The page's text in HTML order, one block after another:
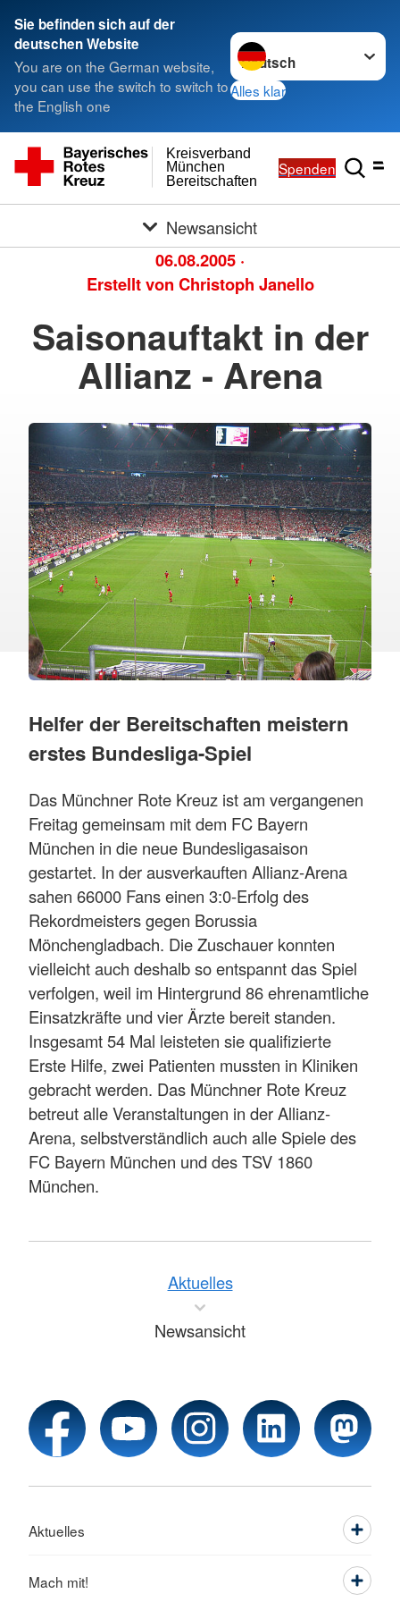
Sie befinden sich auf der
deutschen Website
You are on the German website,
you can use the switch to switch to
the English one
Sprache wechseln zu
Alles klar
Bereitschaften
München
Kreisverband
Spenden
Newsansicht
06.08.2005 ·
Erstellt von Christoph Janello
Saisonauftakt in der
Allianz - Arena
Helfer der Bereitschaften meistern
erstes Bundesliga-Spiel
Das Münchner Rote Kreuz ist am vergangenen
Freitag gemeinsam mit dem FC Bayern
München in die neue Bundesligasaison
gestartet. In der ausverkauften Allianz-Arena
sahen 66000 Fans einen 3:0-Erfolg des
Rekordmeisters gegen Borussia
Mönchengladbach. Die Zuschauer konnten
vielleicht auch deshalb so entspannt das Spiel
verfolgen, weil im Hintergrund 86 ehrenamtliche
Einsatzkräfte und vier Ärzte bereit standen.
Insgesamt 54 Mal leisteten sie qualifizierte
Erste Hilfe, zwei Patienten mussten in Kliniken
gebracht werden. Das Münchner Rote Kreuz
betreut alle Veranstaltungen in der Allianz-
Arena, selbstverständlich auch alle Spiele des
FC Bayern München und des TSV 1860
München.
Aktuelles
Newsansicht
Aktuelles
Mach mit!